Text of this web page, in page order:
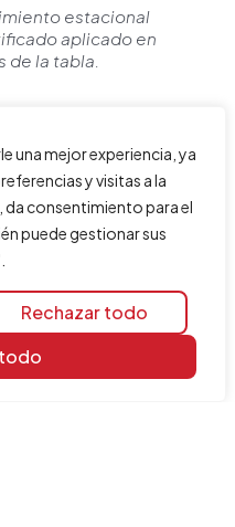
una mejor experiencia, ya
y visitas a la
da consentimiento para el
puede gestionar sus
Rechazar todo
estacional
aplicado en
de la tabla.
y
calcula el
su consumo. La
en el "